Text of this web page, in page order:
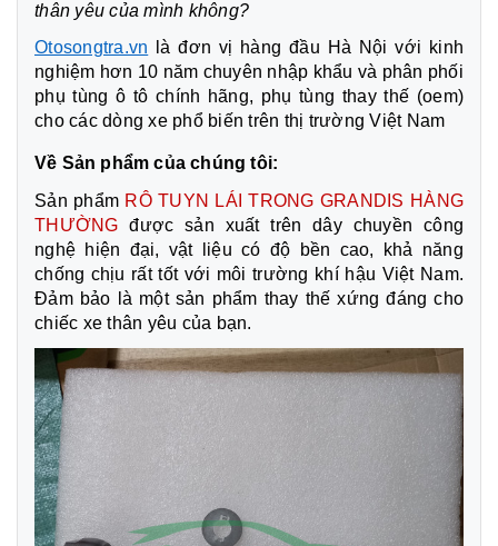
thân yêu của mình không?
Otosongtra.vn
là đơn vị hàng đầu Hà Nội với kinh
nghiệm hơn 10 năm chuyên nhập khẩu và phân phối
phụ tùng ô tô chính hãng, phụ tùng thay thế (oem)
cho các dòng xe phổ biến trên thị trường Việt Nam
Về Sản phẩm của chúng tôi:
Sản phẩm RÔ TUYN LÁI TRONG GRANDIS HÀNG
THƯỜNGđược sản xuất trên dây chuyền công
nghệ hiện đại, vật liệu có độ bền cao, khả năng
chống chịu rất tốt với môi trường khí hậu Việt Nam.
Đảm bảo là một sản phẩm thay thế xứng đáng cho
chiếc xe thân yêu của bạn.